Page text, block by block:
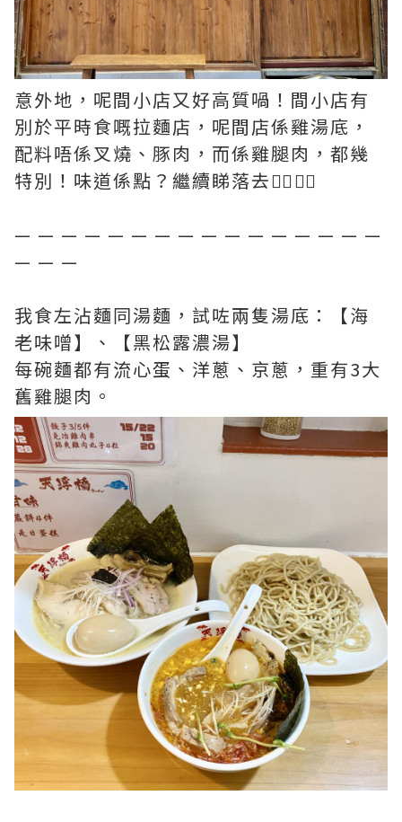
意外地，呢間小店又好高質喎！間小店有
別於平時食嘅拉麵店，呢間店係雞湯底，
配料唔係叉燒、豚肉，而係雞腿肉，都幾
特別！味道係點？繼續睇落去👇🏻👇🏻
— — — — — — — — — — — — — — — —
— — —
我食左沾麵同湯麵，試咗兩隻湯底：【海
老味噌】、【黑松露濃湯】
每碗麵都有流心蛋、洋蔥、京蔥，重有3大
舊雞腿肉。